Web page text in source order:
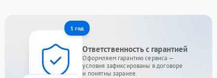
1 год
Ответственность с гарантией
Оформляем гарантию сервиса —
условия зафиксированы в договоре
и понятны заранее.